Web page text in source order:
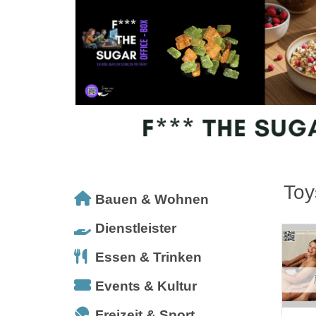
Bauen & Wohnen
Dienstleister
Essen & Trinken
Events & Kultur